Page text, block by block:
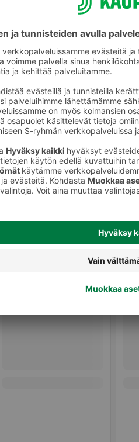
Muut maustekastikkeet